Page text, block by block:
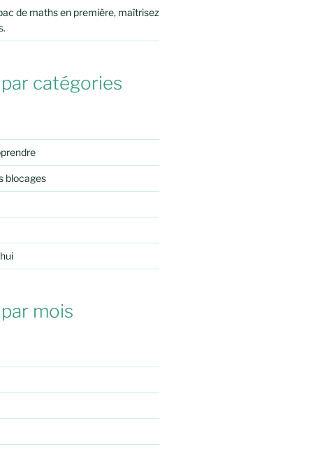
de maths en première, maîtrisez
catégories
blocages
mois